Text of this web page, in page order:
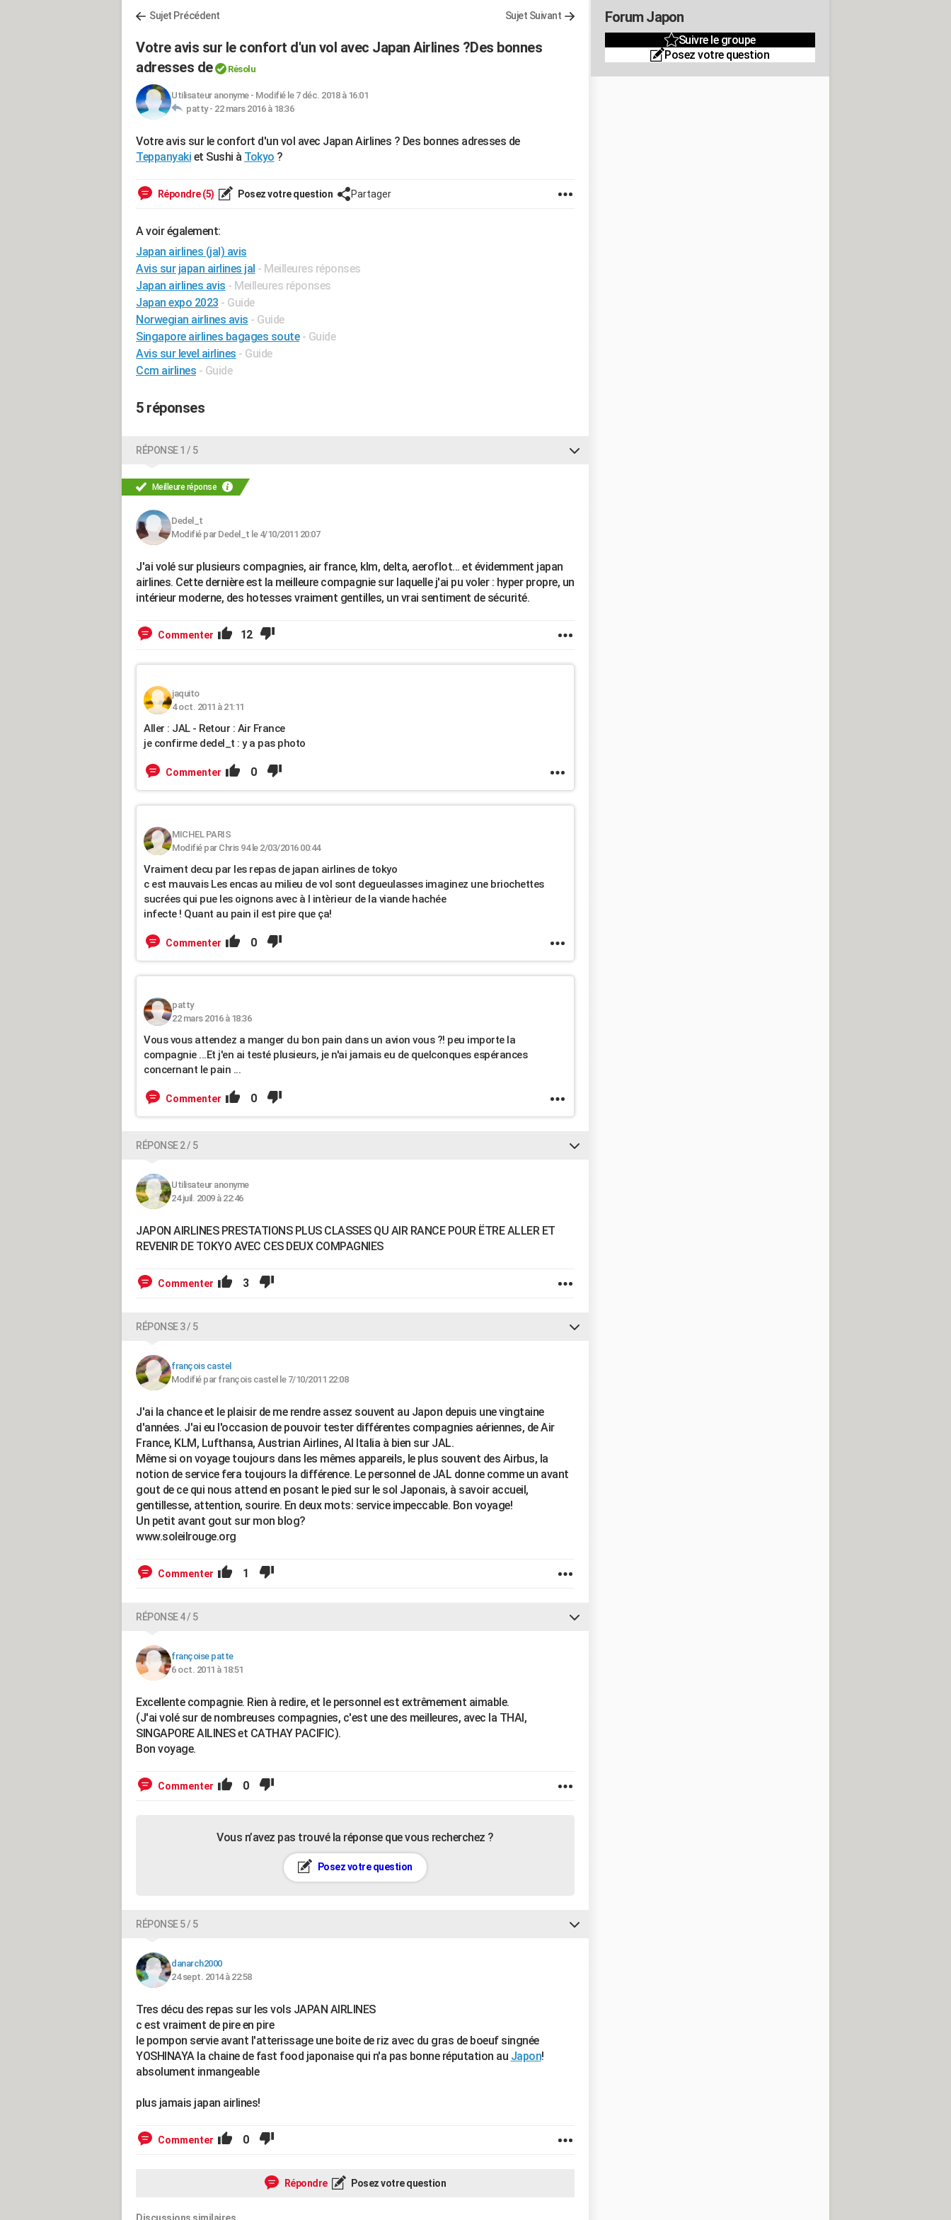
Sujet Précédent Sujet Suivant
Votre avis sur le confort d'un vol avec Japan Airlines ?Des bonnes
adresses de
Résolu
Utilisateur anonyme- Modifié le 7 déc. 2018 à 16:01
patty - 22 mars 2016 à 18:36
Votre avis sur le confort d'un vol avec Japan Airlines ? Des bonnes adresses de
Teppanyaki et Sushi à Tokyo ?
Répondre (5) Posez votre question Partager
A voir également:
Japan airlines (jal) avis
Avis sur japan airlines jal - Meilleures réponses
Japan airlines avis - Meilleures réponses
Japan expo 2023 - Guide
Norwegian airlines avis - Guide
Singapore airlines bagages soute - Guide
Avis sur level airlines - Guide
Ccm airlines - Guide
5 réponses
RÉPONSE 1 / 5
Meilleure réponse
Dedel_t
Modifié par Dedel_t le 4/10/2011 20:07
J'ai volé sur plusieurs compagnies, air france, klm, delta, aeroflot... et évidemment japan
airlines. Cette dernière est la meilleure compagnie sur laquelle j'ai pu voler : hyper propre, un
intérieur moderne, des hotesses vraiment gentilles, un vrai sentiment de sécurité.
Commenter 12
jaquito
4 oct. 2011 à 21:11
Aller : JAL - Retour : Air France
je confirme dedel_t : y a pas photo
Commenter 0
MICHEL PARIS
Modifié par Chris 94 le 2/03/2016 00:44
Vraiment decu par les repas de japan airlines de tokyo
c est mauvais Les encas au milieu de vol sont degueulasses imaginez une briochettes
sucrées qui pue les oignons avec à l intèrieur de la viande hachée
infecte ! Quant au pain il est pire que ça!
Commenter 0
patty
22 mars 2016 à 18:36
Vous vous attendez a manger du bon pain dans un avion vous ?! peu importe la
compagnie ...Et j'en ai testé plusieurs, je n'ai jamais eu de quelconques espérances
concernant le pain ...
Commenter 0
RÉPONSE 2 / 5
Utilisateur anonyme
24 juil. 2009 à 22:46
JAPON AIRLINES PRESTATIONS PLUS CLASSES QU AIR RANCE POUR ËTRE ALLER ET
REVENIR DE TOKYO AVEC CES DEUX COMPAGNIES
Commenter 3
RÉPONSE 3 / 5
françois castel
Modifié par françois castel le 7/10/2011 22:08
J'ai la chance et le plaisir de me rendre assez souvent au Japon depuis une vingtaine
d'années. J'ai eu l'occasion de pouvoir tester différentes compagnies aériennes, de Air
France, KLM, Lufthansa, Austrian Airlines, Al Italia à bien sur JAL.
Même si on voyage toujours dans les mêmes appareils, le plus souvent des Airbus, la
notion de service fera toujours la différence. Le personnel de JAL donne comme un avant
gout de ce qui nous attend en posant le pied sur le sol Japonais, à savoir accueil,
gentillesse, attention, sourire. En deux mots: service impeccable. Bon voyage!
Un petit avant gout sur mon blog?
www.soleilrouge.org
Commenter 1
RÉPONSE 4 / 5
françoise patte
6 oct. 2011 à 18:51
Excellente compagnie. Rien à redire, et le personnel est extrêmement aimable.
(J'ai volé sur de nombreuses compagnies, c'est une des meilleures, avec la THAI,
SINGAPORE AILINES et CATHAY PACIFIC).
Bon voyage.
Commenter 0
Vous n’avez pas trouvé la réponse que vous recherchez ?
Posez votre question
RÉPONSE 5 / 5
danarch2000
24 sept. 2014 à 22:58
Tres décu des repas sur les vols JAPAN AIRLINES
c est vraiment de pire en pire
le pompon servie avant l'atterissage une boite de riz avec du gras de boeuf singnée
YOSHINAYA la chaine de fast food japonaise qui n'a pas bonne réputation au Japon!
absolument inmangeable
plus jamais japan airlines!
Commenter 0
Répondre Posez votre question
Forum Japon
Suivre le groupe
Posez votre question